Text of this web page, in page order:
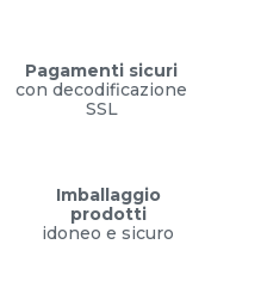
Pagamenti sicuri
con decodificazione
SSL
Imballaggio
prodotti
idoneo e sicuro